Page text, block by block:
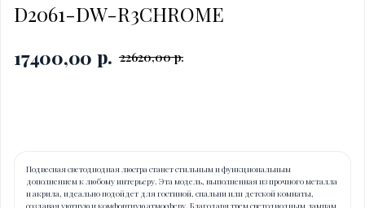
D2061-DW-R3CHROME
17400,00 р. 22620,00 р.
Подвесная светодиодная люстра станет стильным и функциональным
дополнением к любому интерьеру. Эта модель, выполненная из прочного металла
и акрила, идеально подойдет для гостиной, спальни или детской комнаты,